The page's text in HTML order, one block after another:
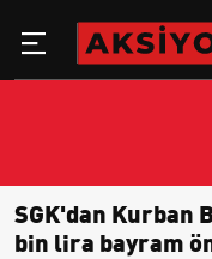
SGK'dan Kurban
bin lira bayram